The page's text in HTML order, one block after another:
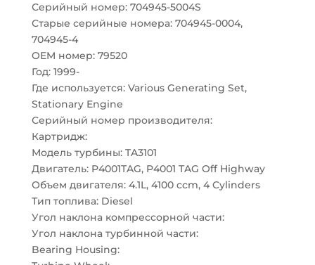
Серийный номер: 704945-5004S
Старые серийные номера: 704945-0004,
704945-4
OEM номер: 79520
Год: 1999-
Где используется: Various Generating Set,
Stationary Engine
Серийный номер производителя:
Картридж:
Модель турбины: TA3101
Двигатель: P4001TAG, P4001 TAG Off Highway
Объем двигателя: 4.1L, 4100 ccm, 4 Cylinders
Тип топлива: Diesel
Угол наклона компрессорной части:
Угол наклона турбинной части:
Bearing Housing: